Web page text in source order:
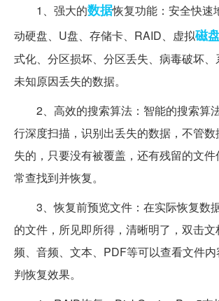
1、强大的数据恢复功能：安全快速
动硬盘、U盘、存储卡、RAID、虚拟磁
式化、分区损坏、分区丢失、病毒破坏
未知原因丢失的数据。
2、高效的搜索算法：智能的搜索算
行深度扫描，识别出丢失的数据，不管
失的，只要没有被覆盖，还有残留的文
常查找到并恢复。
3、恢复前预览文件：在实际恢复数
的文件，所见即所得，清晰明了，双击
频、音频、文本、PDF等可以查看文件
判恢复效果。